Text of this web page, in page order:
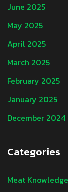
June 2025
May 2025
April 2025
March 2025
February 2025
January 2025
December 2024
Categories
Meat Knowledge